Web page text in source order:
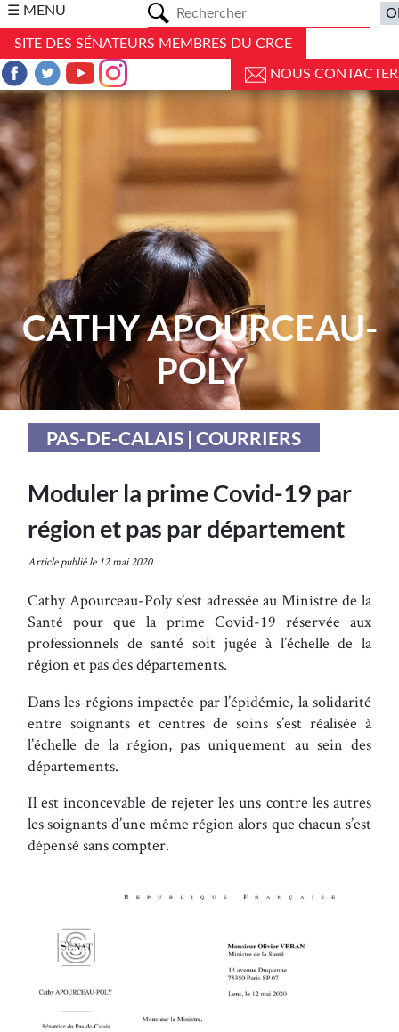
☰ MENU
SITE DES SÉNATEURS MEMBRES DU CRCE
NOUS CONTACTER
CATHY APOURCEAU-
POLY
PAS-DE-CALAIS | COURRIERS
Moduler la prime Covid-19 par
région et pas par département
Article publié le 12 mai 2020.
Cathy Apourceau-Poly s’est adressée au Ministre de la
Santé pour que la prime Covid-19 réservée aux
professionnels de santé soit jugée à l’échelle de la
région et pas des départements.
Dans les régions impactée par l’épidémie, la solidarité
entre soignants et centres de soins s’est réalisée à
l’échelle de la région, pas uniquement au sein des
départements.
Il est inconcevable de rejeter les uns contre les autres
les soignants d’une même région alors que chacun s’est
dépensé sans compter.